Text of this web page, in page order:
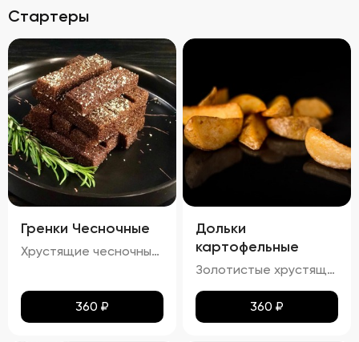
Стартеры
Гренки Чесночные
Хрустящие чесночные гренки – это идеальное сочетание золотистой корочки и нежного аромата чеснока. Каждый кусочек пропитан легким масляным налетом, который подчеркивает насыщенный вкус обжаренного хлеба. Сливочный соус добавляет блюду особую мягкость и кремовую текстуру, а пряности создают изысканное послевкусие. Эти гренки станут отличным дополнением к любому блюду!
360 ₽
Дольки
картофельные
Золотистые хрустящие дольки картофеля с легким налетом масла и кетчупа. Аромат жареного картофеля сочетается с приятными нотками сладковатого кетчупа. Вкус сбалансированный, сладко-соленый, с ярким оттенком жареного картофеля и легким привкусом кетчупа. Текстура плотная, с аппетитной хрустящей корочкой.
360 ₽